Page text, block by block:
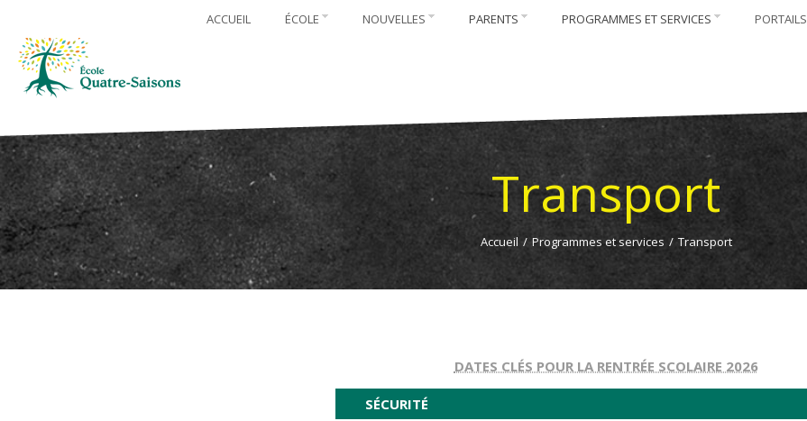
ACCUEIL ÉCOLE NOUVELLES PARENTS PROGRAMMES ET SERVICES PORTAILS
Transport
Accueil / Programmes et services / Transport
DATES CLÉS POUR LA RENTRÉE SCOLAIRE 2026
SÉCURITÉ